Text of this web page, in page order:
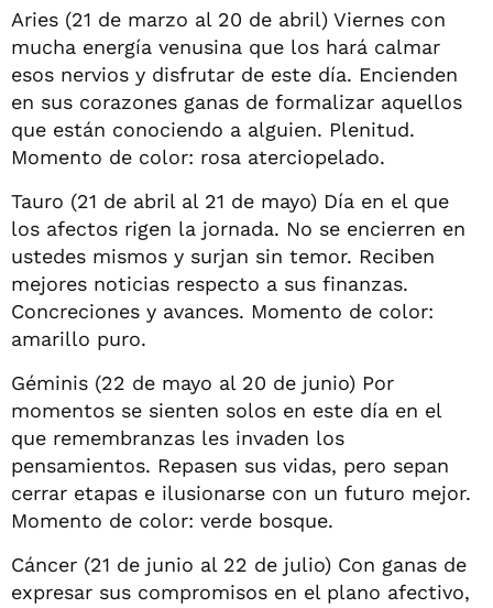
Aries (21 de marzo al 20 de abril) Viernes con
mucha energía venusina que los hará calmar
esos nervios y disfrutar de este día. Encienden
en sus corazones ganas de formalizar aquellos
que están conociendo a alguien. Plenitud.
Momento de color: rosa aterciopelado.
Tauro (21 de abril al 21 de mayo) Día en el que
los afectos rigen la jornada. No se encierren en
ustedes mismos y surjan sin temor. Reciben
mejores noticias respecto a sus finanzas.
Concreciones y avances. Momento de color:
amarillo puro.
Géminis (22 de mayo al 20 de junio) Por
momentos se sienten solos en este día en el
que remembranzas les invaden los
pensamientos. Repasen sus vidas, pero sepan
cerrar etapas e ilusionarse con un futuro mejor.
Momento de color: verde bosque.
Cáncer (21 de junio al 22 de julio) Con ganas de
expresar sus compromisos en el plano afectivo,